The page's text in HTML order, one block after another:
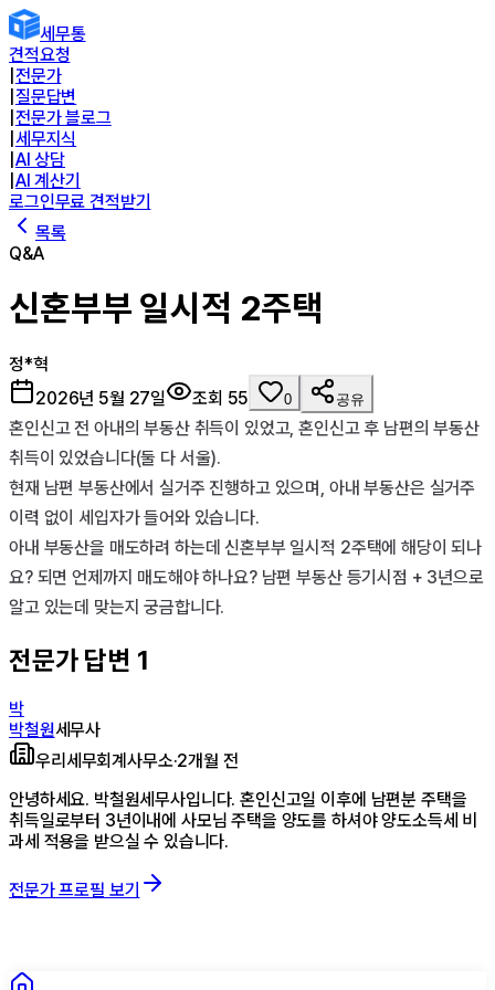
세무통
견적요청
전문가
질문답변
전문가 블로그
세무지식
AI 상담
AI 계산기
로그인무료 견적받기
목록
Q&A
신혼부부 일시적 2주택
정*혁
2026년 5월 27일
조회 55 0 공유
혼인신고 전 아내의 부동산 취득이 있었고, 혼인신고 후 남편의 부동산
취득이 있었습니다(둘 다 서울).
현재 남편 부동산에서 실거주 진행하고 있으며, 아내 부동산은 실거주
이력 없이 세입자가 들어와 있습니다.
아내 부동산을 매도하려 하는데 신혼부부 일시적 2주택에 해당이 되나
요? 되면 언제까지 매도해야 하나요? 남편 부동산 등기시점 + 3년으로
알고 있는데 맞는지 궁금합니다.
전문가 답변 1
박
박철원세무사
우리세무회계사무소·2개월 전
안녕하세요. 박철원세무사입니다. 혼인신고일 이후에 남편분 주택을
취득일로부터 3년이내에 사모님 주택을 양도를 하셔야 양도소득세 비
과세 적용을 받으실 수 있습니다.
전문가 프로필 보기